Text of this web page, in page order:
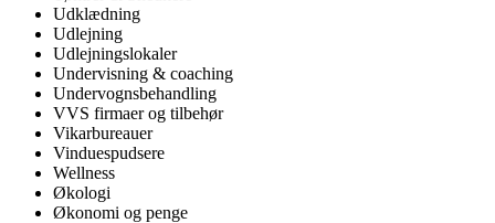
Udklædning
Udlejning
Udlejningslokaler
Undervisning & coaching
Undervognsbehandling
VVS firmaer og tilbehør
Vikarbureauer
Vinduespudsere
Wellness
Økologi
Økonomi og penge